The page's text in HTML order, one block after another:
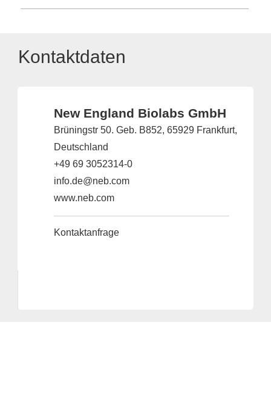
Kontaktdaten
New England Biolabs GmbH
Brüningstr 50. Geb. B852, 65929 Frankfurt,
Deutschland
+49 69 3052314-0
info.de@neb.com
www.neb.com
Kontaktanfrage